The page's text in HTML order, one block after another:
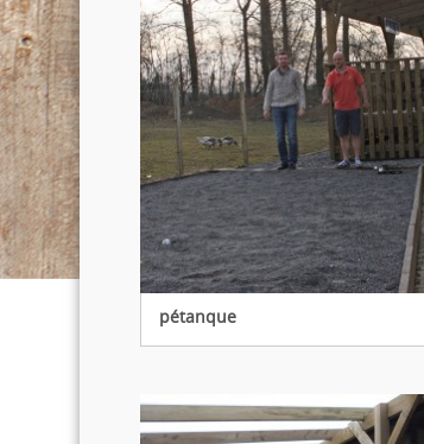
pétanque